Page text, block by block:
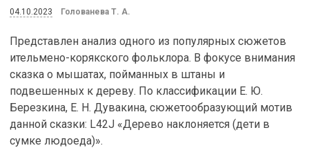
04.10.2023 Голованева Т. А.
Представлен анализ одного из популярных сюжетов
ительмено-корякского фольклора. В фокусе внимания
сказка о мышатах, пойманных в штаны и
подвешенных к дереву. По классификации Е. Ю.
Березкина, Е. Н. Дувакина, сюжетообразующий мотив
данной сказки: L42J «Дерево наклоняется (дети в
сумке людоеда)».